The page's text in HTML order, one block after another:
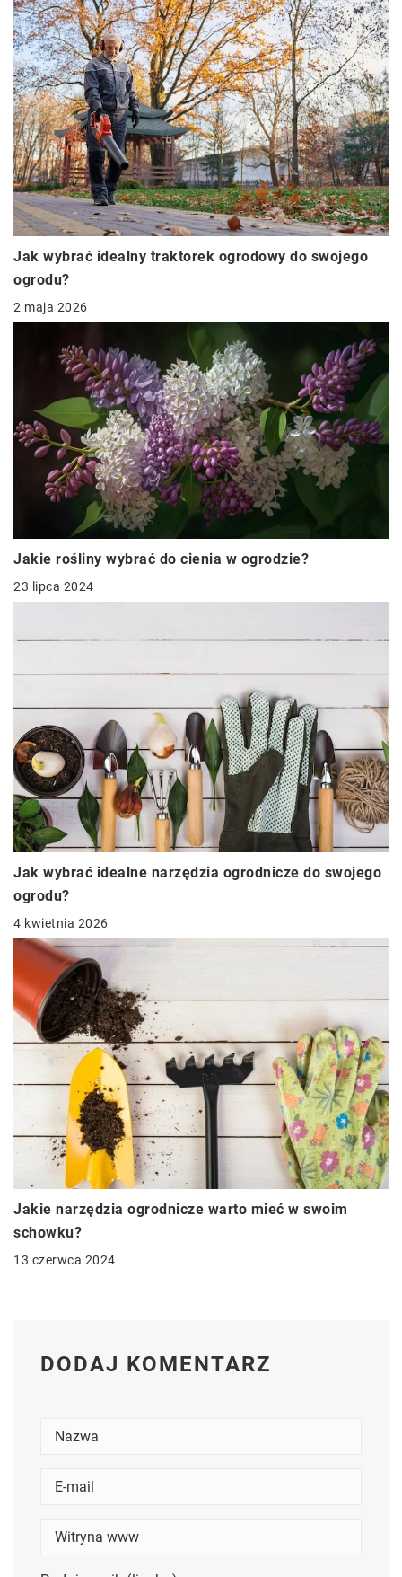
Jak wybrać idealny traktorek ogrodowy do swojego
ogrodu?
2 maja 2026
Jakie rośliny wybrać do cienia w ogrodzie?
23 lipca 2024
Jak wybrać idealne narzędzia ogrodnicze do swojego
ogrodu?
4 kwietnia 2026
Jakie narzędzia ogrodnicze warto mieć w swoim
schowku?
13 czerwca 2024
DODAJ KOMENTARZ